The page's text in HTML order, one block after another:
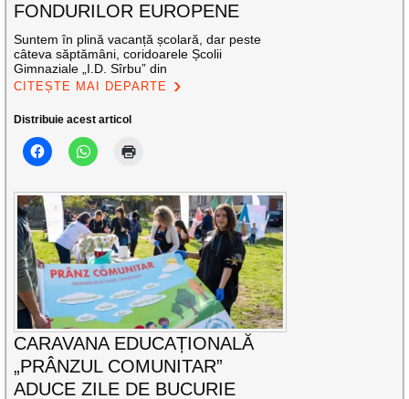
FONDURILOR EUROPENE
Suntem în plină vacanță școlară, dar peste
câteva săptămâni, coridoarele Școlii
Gimnaziale „I.D. Sîrbu” din
CITEȘTE MAI DEPARTE
Distribuie acest articol
CARAVANA EDUCAȚIONALĂ
„PRÂNZUL COMUNITAR”
ADUCE ZILE DE BUCURIE